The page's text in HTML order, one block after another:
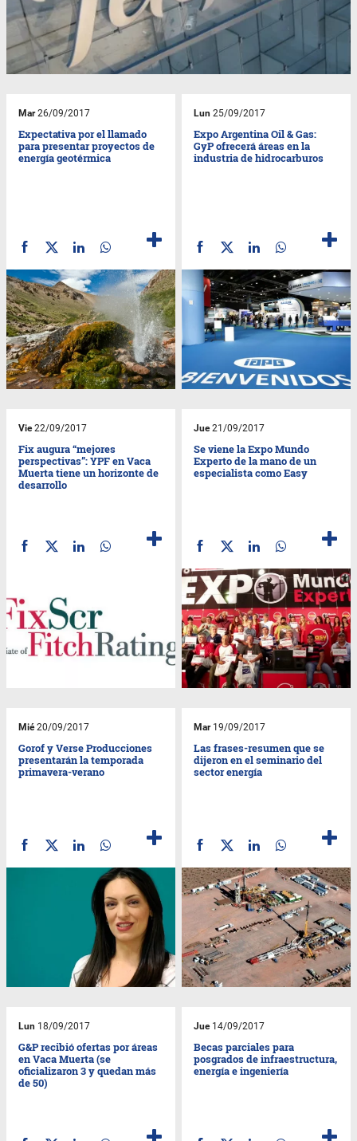
Mar26/09/2017
Expectativa por el llamado
para presentar proyectos de
energía geotérmica
Lun 25/09/2017
Expo Argentina Oil & Gas:
GyP ofrecerá áreas en la
industria de hidrocarburos
Vie22/09/2017
Fix augura “mejores
perspectivas”: YPF en Vaca
Muerta tiene un horizonte de
desarrollo
Jue21/09/2017
Se viene la Expo Mundo
Experto de la mano de un
especialista como Easy
Mié20/09/2017
Gorof y Verse Producciones
presentarán la temporada
primavera-verano
Mar19/09/2017
Las frases-resumen que se
dijeron en el seminario del
sector energía
Lun 18/09/2017
G&P recibió ofertas por áreas
en Vaca Muerta (se
oficializaron 3 y quedan más
de 50)
Jue14/09/2017
Becas parciales para
posgrados de infraestructura,
energía e ingeniería